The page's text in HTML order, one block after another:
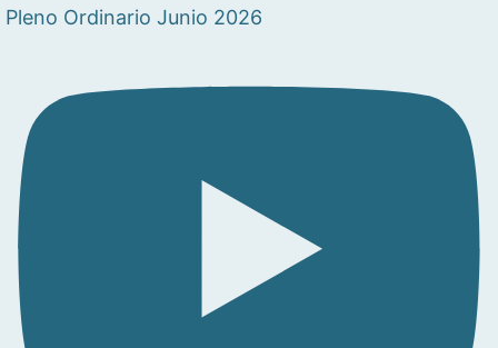
Pleno Ordinario Junio 2026